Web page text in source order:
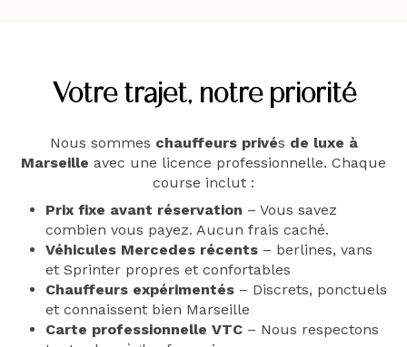
Votre trajet, notre priorité
Nous sommes chauffeurs privés de luxe à
Marseille avec une licence professionnelle. Chaque
course inclut :
Prix fixe avant réservation – Vous savez
combien vous payez. Aucun frais caché.
Véhicules Mercedes récents – berlines, vans
et Sprinter propres et confortables
Chauffeurs expérimentés – Discrets, ponctuels
et connaissent bien Marseille
Carte professionnelle VTC – Nous respectons